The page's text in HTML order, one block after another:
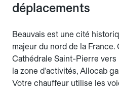
déplacements
Beauvais est une cité
majeur du nord de la
Cathédrale Saint-Pierre
la zone d'activités, Allocab
Votre chauffeur utilise les